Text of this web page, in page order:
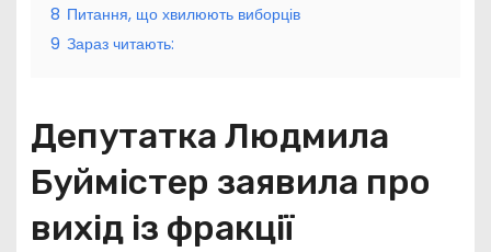
8 Питання, що хвилюють виборців
9 Зараз читають:
Депутатка Людмила
Буймістер заявила про
вихід із фракції